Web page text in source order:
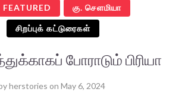
FEATURED கு. செளமியா
சிறப்புக் கட்டுரைகள்
போராடும் பிரியா
herstories on May 6, 2024